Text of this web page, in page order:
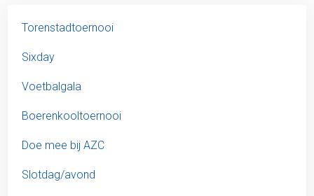
Torenstadtoernooi
Sixday
Voetbalgala
Boerenkooltoernooi
Doe mee bij AZC
Slotdag/avond